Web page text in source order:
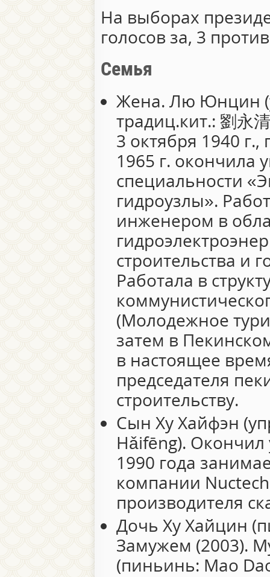
На выборах
голосов за, 3
Семья
Жена. Лю Юнцин
традиц.кит.: 劉永
3 октября 1940
1965 г. окончила
специальности
гидроузлы».
инженером в
строительства и
Работала в
(Молодежное
затем в
в настоящее
председателя
строительству.
Сын Ху Хайфэн
Hǎifēng). Окончил
1990 года
компании
производителя
Дочь Ху Хайцин
Замужем (2003).
(пиньинь: Mao